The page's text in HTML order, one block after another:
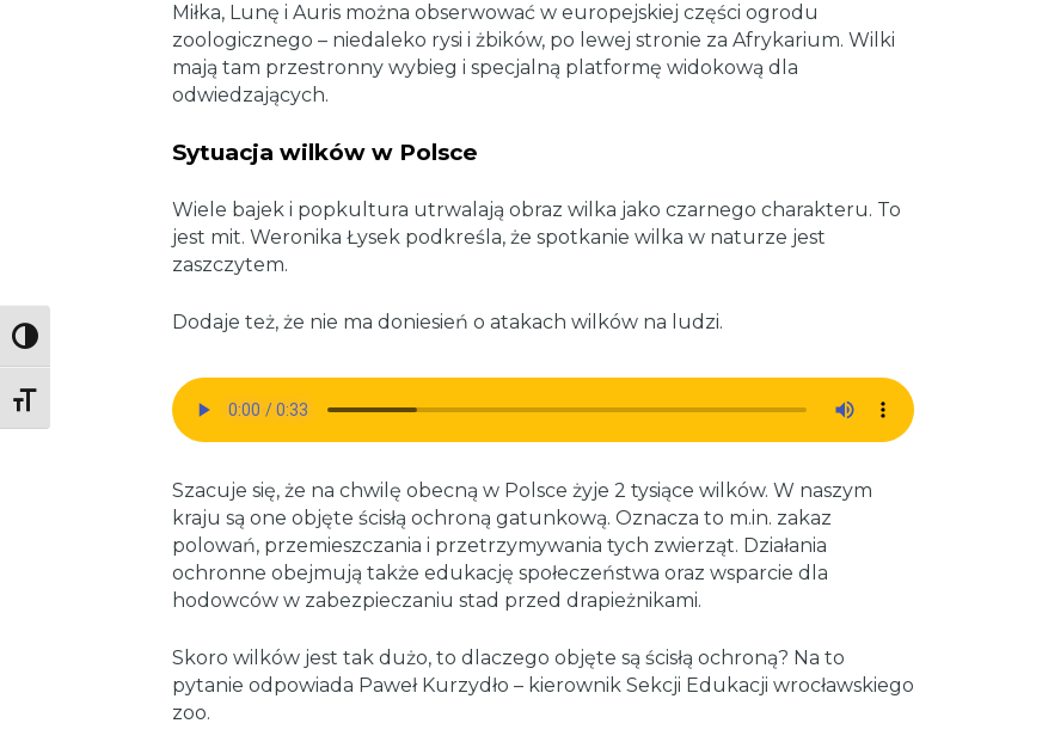
Toggle High Contrast
Toggle Font size
Miłka, Lunę i Auris można obserwować w europejskiej części ogrodu
zoologicznego – niedaleko rysi i żbików, po lewej stronie za Afrykarium. Wilki
mają tam przestronny wybieg i specjalną platformę widokową dla
odwiedzających.
Sytuacja wilków w Polsce
Wiele bajek i popkultura utrwalają obraz wilka jako czarnego charakteru. To
jest mit. Weronika Łysek podkreśla, że spotkanie wilka w naturze jest
zaszczytem.
Dodaje też, że nie ma doniesień o atakach wilków na ludzi.
Szacuje się, że na chwilę obecną w Polsce żyje 2 tysiące wilków. W naszym
kraju są one objęte ścisłą ochroną gatunkową. Oznacza to m.in. zakaz
polowań, przemieszczania i przetrzymywania tych zwierząt. Działania
ochronne obejmują także edukację społeczeństwa oraz wsparcie dla
hodowców w zabezpieczaniu stad przed drapieżnikami.
Skoro wilków jest tak dużo, to dlaczego objęte są ścisłą ochroną? Na to
pytanie odpowiada Paweł Kurzydło – kierownik Sekcji Edukacji wrocławskiego
zoo.